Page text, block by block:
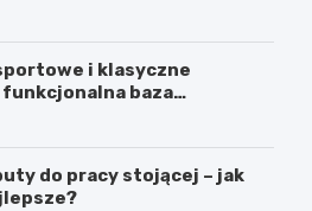
i klasyczne
baza
do pracy stojącej – jak